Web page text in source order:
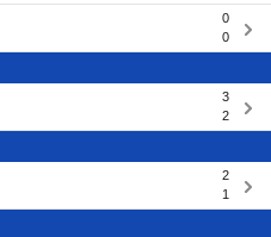
0
0
3
2
2
1